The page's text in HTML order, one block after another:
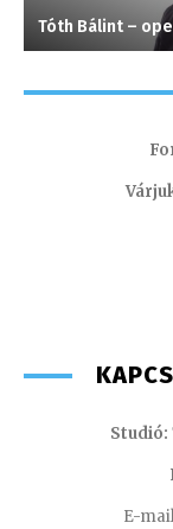
Tóth Bálint –
Studió:
E-